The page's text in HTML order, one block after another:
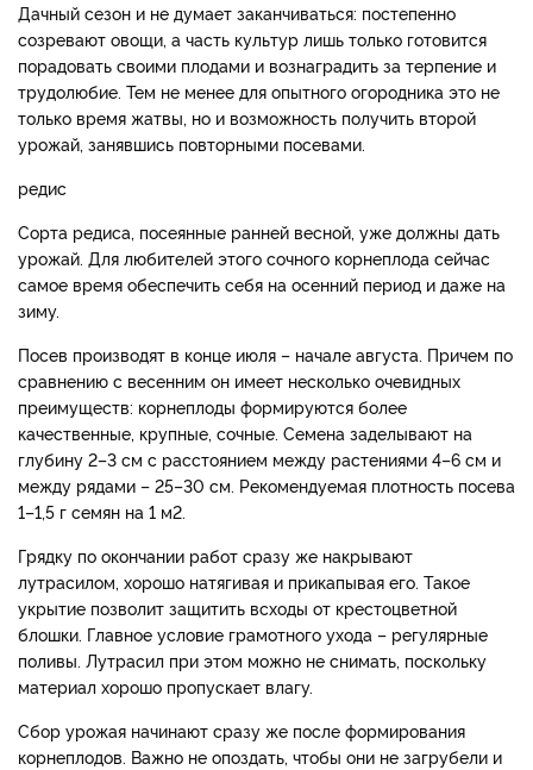
Дачный сезон и не думает заканчиваться: постепенно
созревают овощи, а часть культур лишь только готовится
порадовать своими плодами и вознаградить за терпение и
трудолюбие. Тем не менее для опытного огородника это не
только время жатвы, но и возможность получить второй
урожай, занявшись повторными посевами.
редис
Сорта редиса, посеянные ранней весной, уже должны дать
урожай. Для любителей этого сочного корнеплода сейчас
самое время обеспечить себя на осенний период и даже на
зиму.
Посев производят в конце июля – начале августа. Причем по
сравнению с весенним он имеет несколько очевидных
преимуществ: корнеплоды формируются более
качественные, крупные, сочные. Семена заделывают на
глубину 2–3 см с расстоянием между растениями 4–6 см и
между рядами – 25–30 см. Рекомендуемая плотность посева
1–1,5 г семян на 1 м2.
Грядку по окончании работ сразу же накрывают
лутрасилом, хорошо натягивая и прикапывая его. Такое
укрытие позволит защитить всходы от крестоцветной
блошки. Главное условие грамотного ухода – регулярные
поливы. Лутрасил при этом можно не снимать, поскольку
материал хорошо пропускает влагу.
Сбор урожая начинают сразу же после формирования
корнеплодов. Важно не опоздать, чтобы они не загрубели и